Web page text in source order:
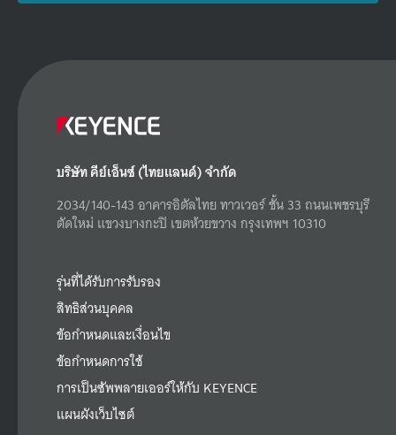
บริษัท คีย์เอ็นซ์ (ไทยแลนด์) จำกัด
2034/140-143 อาคารอิตัลไทย ทาวเวอร์ ชั้น 33 ถนนเพชรบุรี
ตัดใหม่ แขวงบางกะปิ เขตห้วยขวาง กรุงเทพฯ 10310
รุ่นที่ได้รับการรับรอง
สิทธิส่วนบุคคล
ข้อกำหนดและเงื่อนไข
ข้อกำหนดการใช้
การเป็นซัพพลายเออร์ให้กับ KEYENCE
แผนผังเว็บไซต์